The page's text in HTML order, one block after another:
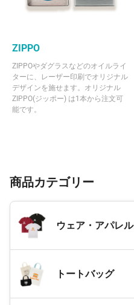
ZIPPO
ZIPPOやダグラスなどのオイルライ
ターに、レーザー印刷でオリジナル
デザインを施せます。オリジナル
ZIPPO(ジッポー) は1本から注文可
能です。
商品カテゴリー
ウェア・アパレル
トートバッグ